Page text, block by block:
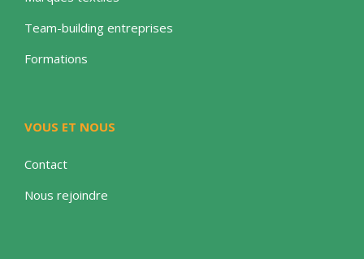
Team-building entreprises
Formations
VOUS ET NOUS
Contact
Nous rejoindre